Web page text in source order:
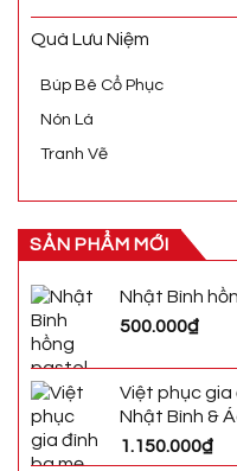
Quà Lưu Niệm
Búp Bê Cổ Phục
Nón Lá
Tranh Vẽ
SẢN PHẨM MỚI
Nhật Bình
500.000₫
Việt phục gia
Nhật Bình &
1.150.000₫